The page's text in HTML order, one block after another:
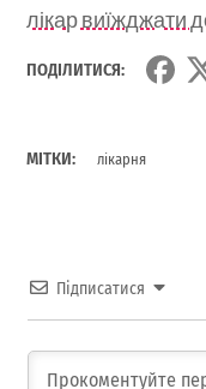
лікар виїжджати
ПОДІЛИТИСЯ:
МІТКИ: лікарня
Підписатися